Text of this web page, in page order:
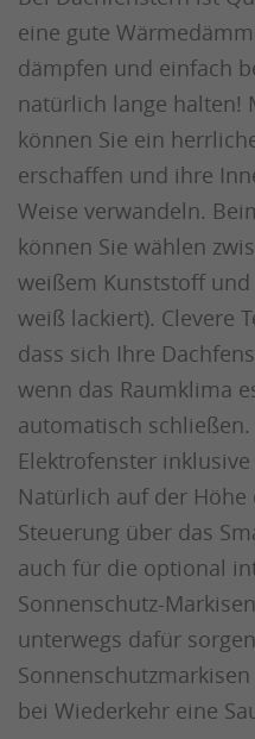
eine gute
dämpfen und einfach
natürlich lange halten!
können Sie ein
erschaffen und ihre
Weise verwandeln.
können Sie wählen
weißem Kunststoff
weiß lackiert). Clevere
dass sich Ihre
wenn das Raumklima
automatisch
Elektrofenster
Natürlich auf der Höhe
Steuerung über das
auch für die optional
Sonnenschutz-
unterwegs dafür
bei Wiederkehr eine